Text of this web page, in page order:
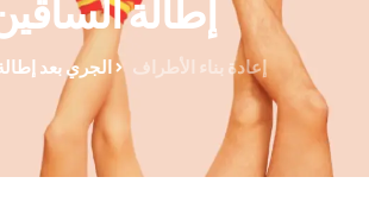
إطالة
إعادة بناء الأطراف الجري بعد